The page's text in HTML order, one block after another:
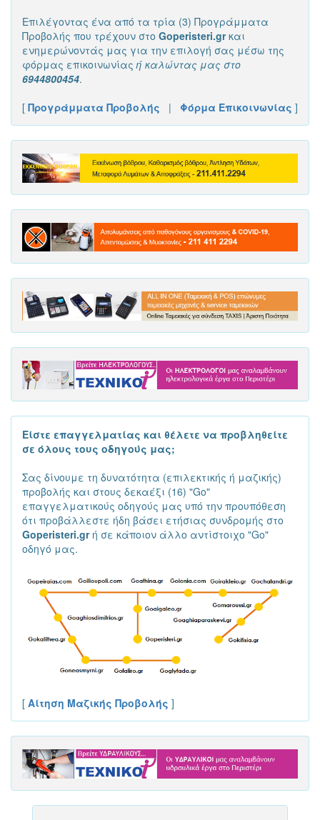
Επιλέγοντας ένα από τα τρία (3) Προγράμματα
Προβολής που τρέχουν στο Goperisteri.grκαι
ενημερώνοντάς μας για την επιλογή σας μέσω της
φόρμας επικοινωνίαςή καλώντας μας στο
6944800454.
[ Προγράμματα Προβολής | Φόρμα Επικοινωνίας ]
Είστε επαγγελματίας και θέλετε να προβληθείτε
σε όλους τους οδηγούς μας;
Σας δίνουμε τη δυνατότητα (επιλεκτικής ή μαζικής)
προβολής και στους δεκαέξι (16) "Go"
επαγγελματικούς οδηγούς μας υπό την προυπόθεση
ότι προβάλλεστε ήδη βάσει ετήσιας συνδρομής στο
Goperisteri.grή σε κάποιον άλλο αντίστοιχο "Go"
οδηγό μας.
[ Αίτηση Μαζικής Προβολής ]